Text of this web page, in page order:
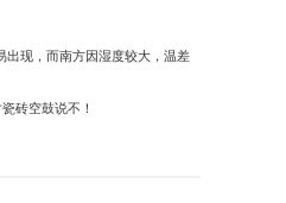
出现，而南方因湿度较大，温差
砖空鼓说不！